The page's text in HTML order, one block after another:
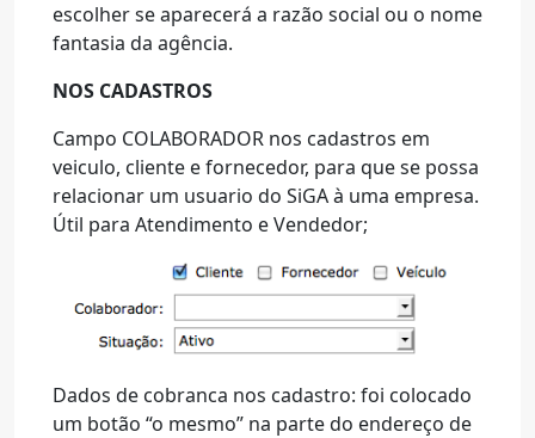
escolher se aparecerá a razão social ou o nome
fantasia da agência.
NOS CADASTROS
Campo COLABORADOR nos cadastros em
veiculo, cliente e fornecedor, para que se possa
relacionar um usuario do SiGA à uma empresa.
Útil para Atendimento e Vendedor;
Dados de cobranca nos cadastro: foi colocado
um botão “o mesmo” na parte do endereço de